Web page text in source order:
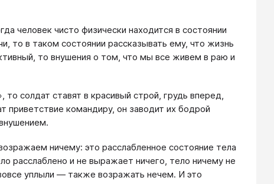
человек чисто физически находится в состоянии
то в таком состоянии рассказывать ему, что жизнь
то внушения о том, что мы все живем в раю и
солдат ставят в красивый строй, грудь вперед,
приветствие командиру, он заводит их бодрой
ничему: это расслабленное состояние тела
расслаблено и не выражает ничего, тело ничему не
уплыли — также возражать нечем. И это